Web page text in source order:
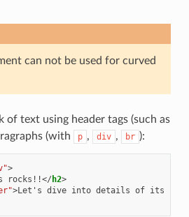
can not be used for curved
of text using header tags (such as
(with p , div , br ):
>
rocks!!</ h2>
>Let's dive into details of its